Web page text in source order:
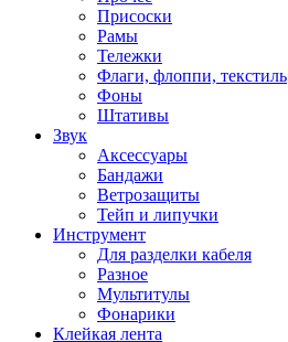
Присоски
Рамы
Тележки
Флаги, флоппи, текстиль
Фоны
Штативы
Звук
Аксессуары
Бандажи
Ветрозащиты
Тейп и липучки
Инструмент
Для разделки кабеля
Разное
Мультитулы
Фонарики
Клейкая лента